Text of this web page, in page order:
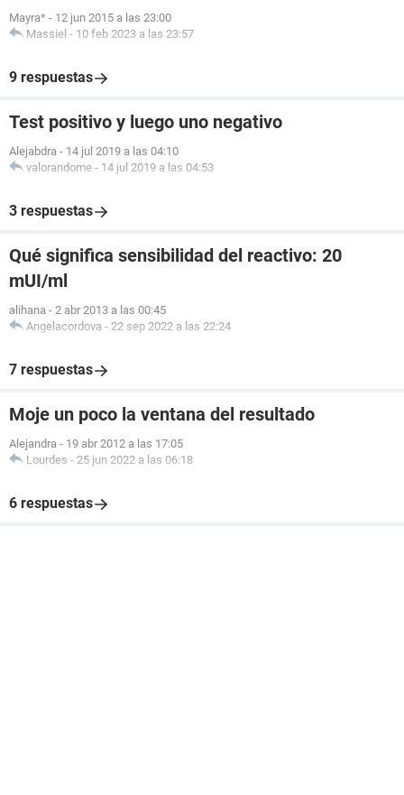
Mayra* - 12 jun 2015 a las 23:00
Massiel - 10 feb 2023 a las 23:57
9 respuestas
Test positivo y luego uno negativo
Alejabdra - 14 jul 2019 a las 04:10
valorandome - 14 jul 2019 a las 04:53
3 respuestas
Qué significa sensibilidad del reactivo: 20
mUI/ml
alihana - 2 abr 2013 a las 00:45
Angelacordova - 22 sep 2022 a las 22:24
7 respuestas
Moje un poco la ventana del resultado
Alejandra - 19 abr 2012 a las 17:05
Lourdes - 25 jun 2022 a las 06:18
6 respuestas